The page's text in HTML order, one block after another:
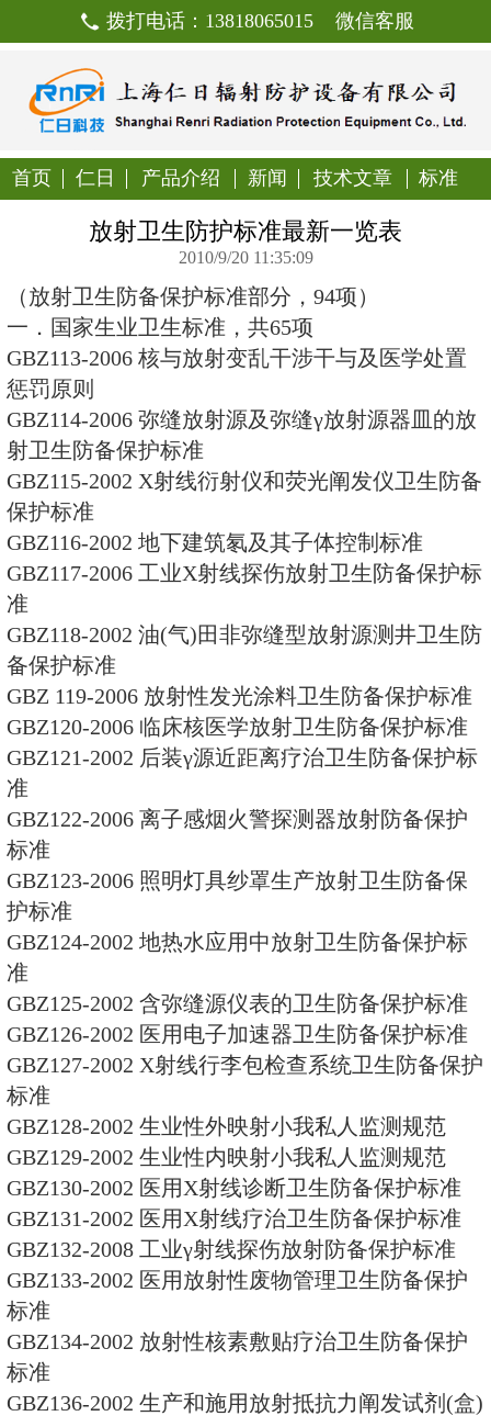
拨打电话：13818065015
产品介绍
放射卫生防护标准最新
2010/9/20 11:35:09
（放射卫生防备保护标准部分，94
一．国家生业卫生标准，共65项
GBZ113-2006 核与放射变乱干涉
惩罚原则
GBZ114-2006 弥缝放射源及弥缝γ
射卫生防备保护标准
GBZ115-2002 Χ射线衍射仪和荧光
保护标准
GBZ116-2002 地下建筑氡及其子体
GBZ117-2006 工业Χ射线探伤放射
准
GBZ118-2002 油(气)田非弥缝型放
备保护标准
GBZ 119-2006 放射性发光涂料卫
GBZ120-2006 临床核医学放射卫
GBZ121-2002 后装γ源近距离疗治
准
GBZ122-2006 离子感烟火警探测
标准
GBZ123-2006 照明灯具纱罩生产
护标准
GBZ124-2002 地热水应用中放射
准